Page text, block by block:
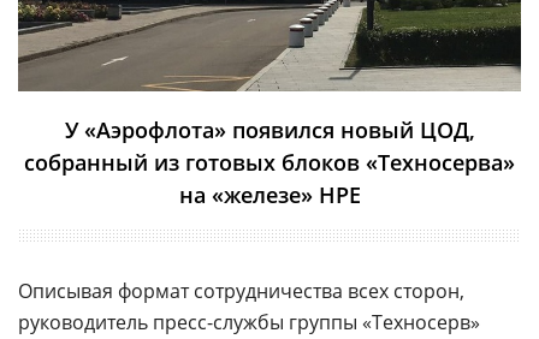
У «Аэрофлота» появился новый ЦОД,
собранный из готовых блоков «Техносерва»
на «железе» HPE
Описывая формат сотрудничества всех сторон,
руководитель пресс-службы группы «Техносерв»